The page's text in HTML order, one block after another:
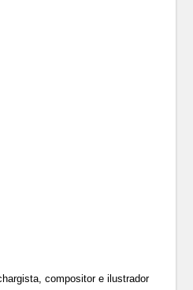
compositor e ilustrador